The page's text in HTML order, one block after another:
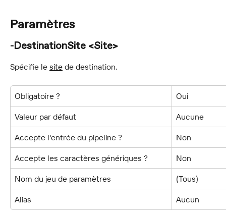
Paramètres
-DestinationSite <Site>
Spécifie le site de destination.
Obligatoire ? Oui
Valeur par défaut Aucune
Accepte l'entrée du pipeline ? Non
Accepte les caractères génériques ? Non
Nom du jeu de paramètres (Tous)
Alias Aucun